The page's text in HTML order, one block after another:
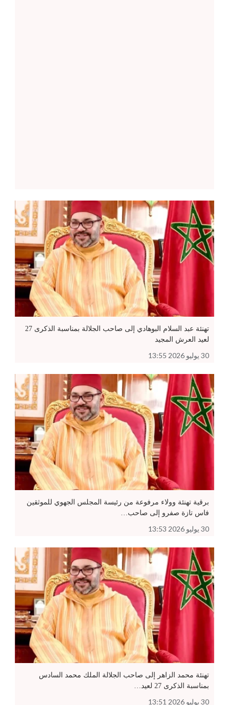
تهنئة عبد السلام البوهادي إلى صاحب الجلالة بمناسبة الذكرى 27
لعيد العرش المجيد
30 يوليو 2026 13:55
برقية تهنئة وولاء مرفوعة من رئيسة المجلس الجهوي للموثقين
فاس تازة صفرو إلى صاحب…
30 يوليو 2026 13:53
تهنئة محمد الزاهر إلى صاحب الجلالة الملك محمد السادس
بمناسبة الذكرى 27 لعيد…
30 يوليو 2026 13:51